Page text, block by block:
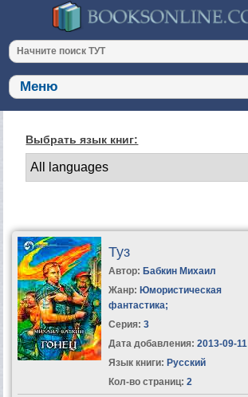
Выбрать язык книг:
Туз
Автор: Бабкин Михаил
Жанр: Юмористическая
фантастика;
Серия: 3
Дата добавления: 2013-09-11
Язык книги: Русский
Кол-во страниц: 2